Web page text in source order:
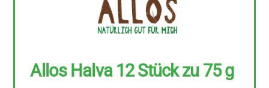
Allos Halva 12 Stück zu 75 g